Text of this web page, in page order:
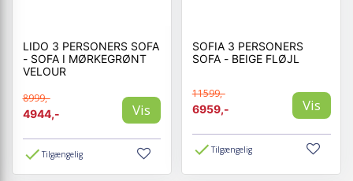
LIDO 3 PERSONERS SOFA
- SOFA I MØRKEGRØNT
VELOUR
8999,-
4944,-
Vis
Tilgængelig
SOFIA 3 PERSONERS
SOFA - BEIGE FLØJL
11599,-
6959,-
Vis
Tilgængelig